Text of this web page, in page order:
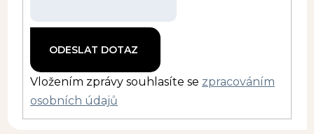
Vložením zprávy souhlasíte se zpracováním
osobních údajů